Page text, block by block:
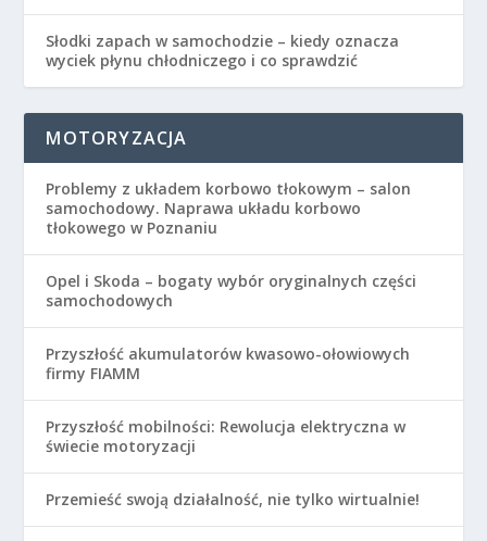
Słodki zapach w samochodzie – kiedy oznacza
wyciek płynu chłodniczego i co sprawdzić
MOTORYZACJA
Problemy z układem korbowo tłokowym – salon
samochodowy. Naprawa układu korbowo
tłokowego w Poznaniu
Opel i Skoda – bogaty wybór oryginalnych części
samochodowych
Przyszłość akumulatorów kwasowo-ołowiowych
firmy FIAMM
Przyszłość mobilności: Rewolucja elektryczna w
świecie motoryzacji
Przemieść swoją działalność, nie tylko wirtualnie!